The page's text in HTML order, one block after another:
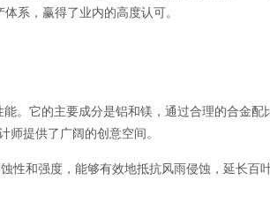
系，赢得了业内的高度认可。
。它的主要成分是铝和镁，通过合理的合金
提供了广阔的创意空间。
和强度，能够有效地抵抗风雨侵蚀，延长